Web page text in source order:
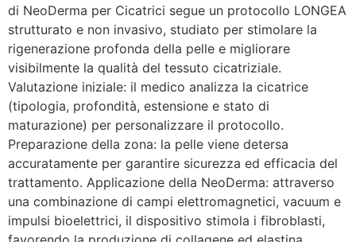
di NeoDerma per Cicatrici segue un protocollo LONGEA
strutturato e non invasivo, studiato per stimolare la
rigenerazione profonda della pelle e migliorare
visibilmente la qualità del tessuto cicatriziale.
Valutazione iniziale: il medico analizza la cicatrice
(tipologia, profondità, estensione e stato di
maturazione) per personalizzare il protocollo.
Preparazione della zona: la pelle viene detersa
accuratamente per garantire sicurezza ed efficacia del
trattamento. Applicazione della NeoDerma: attraverso
una combinazione di campi elettromagnetici, vacuum e
impulsi bioelettrici, il dispositivo stimola i fibroblasti,